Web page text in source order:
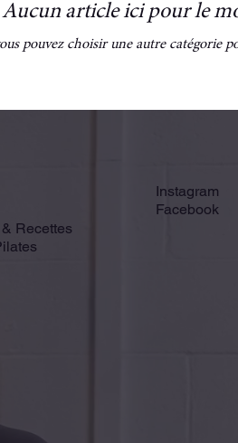
Recettes
Instagram
Facebook
Aucun article ici pour le
pouvez choisir une autre catégorie